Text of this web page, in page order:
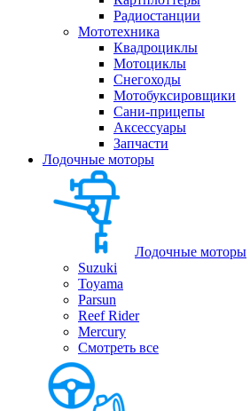
Радиостанции
Мототехника
Квадроциклы
Мотоциклы
Снегоходы
Мотобуксировщики
Сани-прицепы
Аксессуары
Запчасти
Лодочные моторы
Лодочные моторы
Suzuki
Toyama
Parsun
Reef Rider
Mercury
Смотреть все